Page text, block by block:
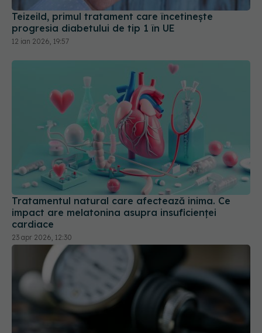
Teizeild, primul tratament care încetinește
progresia diabetului de tip 1 în UE
12 ian 2026, 19:57
Tratamentul natural care afectează inima. Ce
impact are melatonina asupra insuficienței
cardiace
23 apr 2026, 12:30